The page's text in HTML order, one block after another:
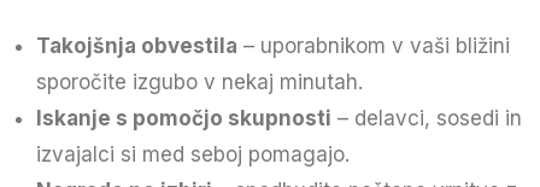
Takojšnja obvestila – uporabnikom v vaši bližini
sporočite izgubo v nekaj minutah.
Iskanje s pomočjo skupnosti – delavci, sosedi in
izvajalci si med seboj pomagajo.